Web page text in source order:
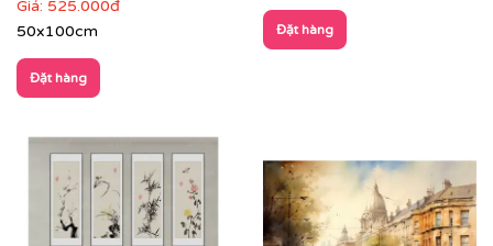
Giá: 525.000đ
50x100cm
Đặt hàng
Đặt hàng